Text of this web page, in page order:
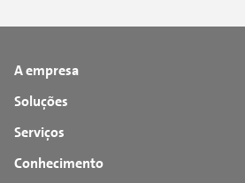
A empresa
Soluções
Serviços
Conhecimento